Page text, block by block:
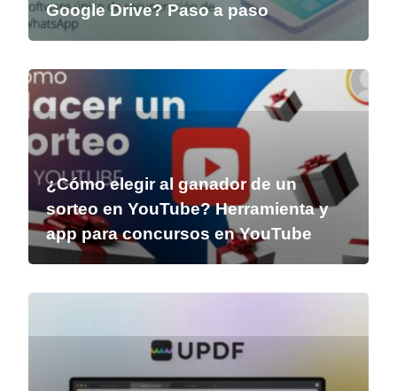
Google Drive? Paso a paso
¿Cómo elegir al ganador de un
sorteo en YouTube? Herramienta y
app para concursos en YouTube